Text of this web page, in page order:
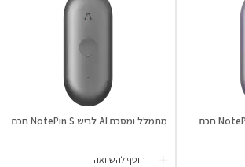
מתמלל ומסכם AI לביש NotePin S חכם
הוסף להשוואה